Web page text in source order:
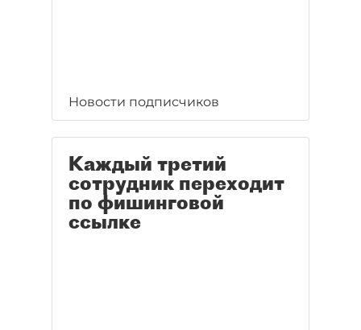
Новости подписчиков
Каждый третий
сотрудник переходит
по фишинговой
ссылке